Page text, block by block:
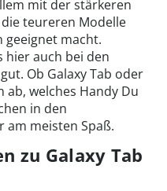
mit der stärkeren
teureren Modelle
macht.
hier auch bei den
Ob Galaxy Tab oder
ab, welches Handy Du
in den
am meisten Spaß.
zu Galaxy Tab